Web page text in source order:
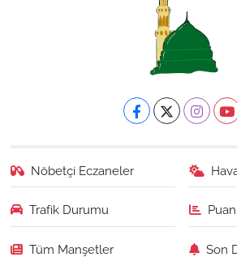
Nöbetçi Eczaneler
Trafik Durumu
Tüm Manşetler Son